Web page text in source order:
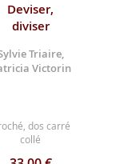
Deviser,
diviser
Triaire,
Victorin
dos carré
collé